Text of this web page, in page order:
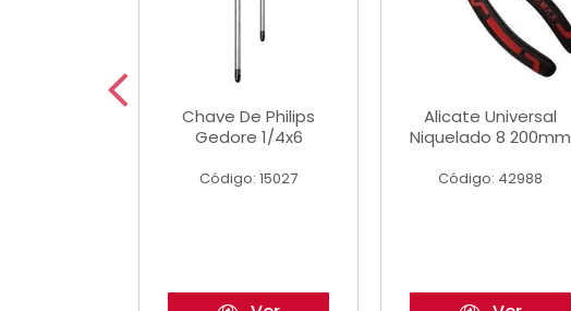
Chave De Philips
Gedore 1/4x6
Código: 15027
Alicate Universal
Niquelado 8 200mm
Código: 42988